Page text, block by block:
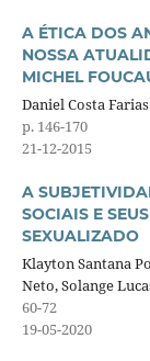
A ÉTICA DOS
NOSSA
MICHEL
Daniel Costa Farias
p. 146-170
21-12-2015
A
SOCIAIS E
SEXUALIZADO
Klayton Santana
Neto, Solange
60-72
19-05-2020